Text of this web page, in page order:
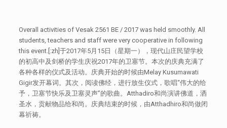
Overall activities of Vesak 2561 BE / 2017 was held smoothly. All
students, teachers and staff were very cooperative in following
this event.[:zh]于2017年5月15日（星期一），现代山庄民望学校
的初高中及剑桥的学生庆祝2017年的卫塞节。本次的庆典充满了
各种各样的仪式及活动。庆典开始的时候由Melay Kusumawati
Gigir发开幕词。其次，阅读佛经，进行放生仪式，歌唱“伟大的给
予，卫塞节快乐及卫塞灵声”的歌曲。Atthadiro和尚演讲佛道，洒
圣水，贡献物品给和尚。庆典结束的时候，由Atthadhiro和尚做闭
幕祈祷。